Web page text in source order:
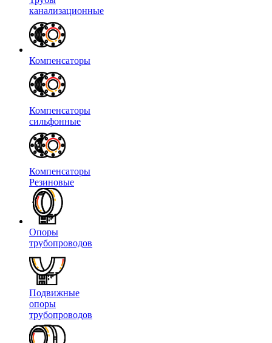
канализационные
Компенсаторы
Компенсаторы
сильфонные
Компенсаторы
Резиновые
Опоры
трубопроводов
Подвижные
опоры
трубопроводов